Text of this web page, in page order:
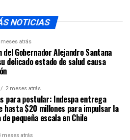
NOTICIAS
meses atrás
del Gobernador Alejandro Santana
delicado estado de salud causa
2 meses atrás
para postular: Indespa entrega
hasta $20 millones para impulsar la
pequeña escala en Chile
meses atrás